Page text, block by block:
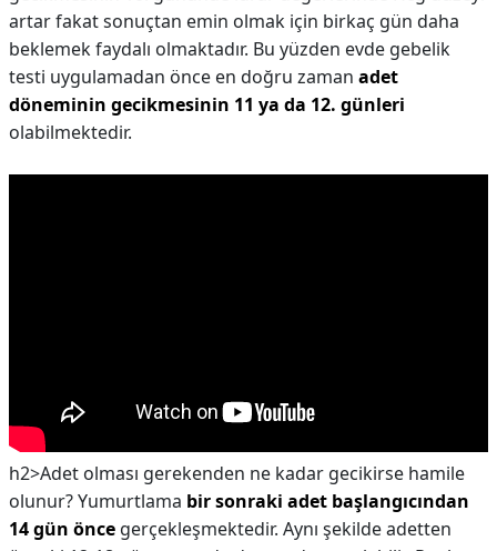
artar fakat sonuçtan emin olmak için birkaç gün daha
beklemek faydalı olmaktadır. Bu yüzden evde gebelik
testi uygulamadan önce en doğru zaman adet
döneminin gecikmesinin 11 ya da 12. günleri
olabilmektedir.
h2>Adet olması gerekenden ne kadar gecikirse hamile
olunur?Yumurtlama bir sonraki adet başlangıcından
14 gün önce gerçekleşmektedir. Aynı şekilde adetten